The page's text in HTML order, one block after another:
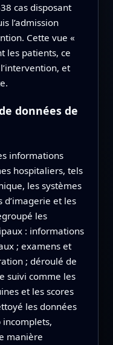
cas disposant
l’admission
Cette vue «
les patients, ce
et
données de
informations
hospitaliers, tels
les systèmes
et les
les
: informations
; examens et
; déroulé de
suivi comme les
et les scores
les données
manière